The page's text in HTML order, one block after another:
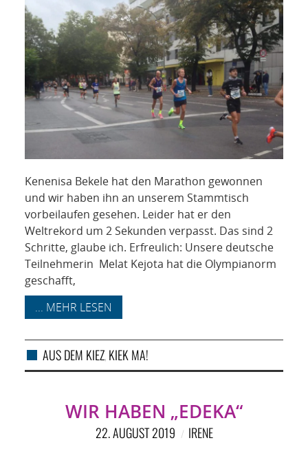
Kenenisa Bekele hat den Marathon gewonnen
und wir haben ihn an unserem Stammtisch
vorbeilaufen gesehen. Leider hat er den
Weltrekord um 2 Sekunden verpasst. Das sind 2
Schritte, glaube ich. Erfreulich: Unsere deutsche
Teilnehmerin Melat Kejota hat die Olympianorm
geschafft,
... MEHR LESEN
AUS DEM KIEZ, KIEK MA!
WIR HABEN „EDEKA“
22. AUGUST 2019 IRENE